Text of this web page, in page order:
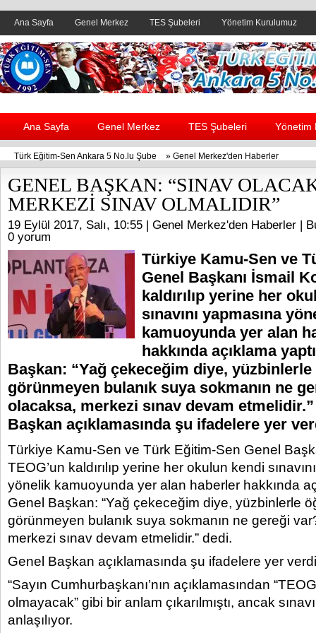
Ana Sayfa Genel Merkez TES Şubeleri Yönetim Kurulumuz
Header yanı reklam alanı
Ana Sayfa Genel Merkez TES Şubeleri Yönetim
Türk Eğitim-Sen Ankara 5 No.lu Şube » Genel Merkez'den Haberler
GENEL BAŞKAN: “SINAV
MERKEZİ SINAV OLMALIDIR”
19 Eylül 2017, Salı, 10:55 | Genel Merkez'den Haberler |
0 yorum
Türkiye Kamu-Sen ve
Genel Başkanı İsmail
kaldırılıp yerine her
sınavını yapmasına
kamuoyunda yer alan
hakkında açıklama
Başkan: “Yağ çekeceğim diye,
görünmeyen bulanık suya sokmanın ne
olacaksa, merkezi sınav devam
Başkan açıklamasında şu ifadelere yer
Türkiye Kamu-Sen ve Türk Eğitim-Sen Genel
TEOG’un kaldırılıp yerine her okulun kendi
yönelik kamuoyunda yer alan haberler hakkında
Genel Başkan: “Yağ çekeceğim diye, yüzbinlerle
görünmeyen bulanık suya sokmanın ne gereği
merkezi sınav devam etmelidir.” dedi.
Genel Başkan açıklamasında şu ifadelere yer
“Sayın Cumhurbaşkanı’nın açıklamasından
olmayacak” gibi bir anlam çıkarılmıştı, ancak
anlaşılıyor.